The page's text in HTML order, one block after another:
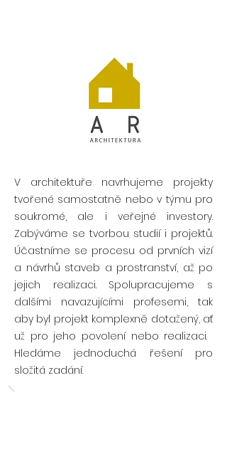
​V architektuře navrhujeme projekty
tvořené samostatně nebo v týmu pro
soukromé, ale i veřejné investory.
Zabýváme se tvorbou studií i projektů.
Účastníme se procesu od prvních vizí
a návrhů staveb a prostranství, až po
jejich realizaci. Spolupracujeme s
dalšími navazujícími profesemi, tak
aby byl projekt komplexně dotažený, ať
už pro jeho povolení nebo realizaci. ​​
Hledáme jednoduchá řešení pro
složitá zadání.